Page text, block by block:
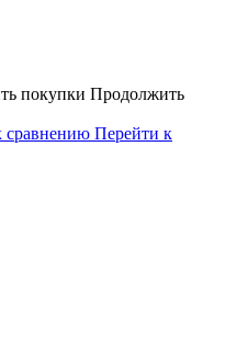
покупки Продолжить
сравнению Перейти к